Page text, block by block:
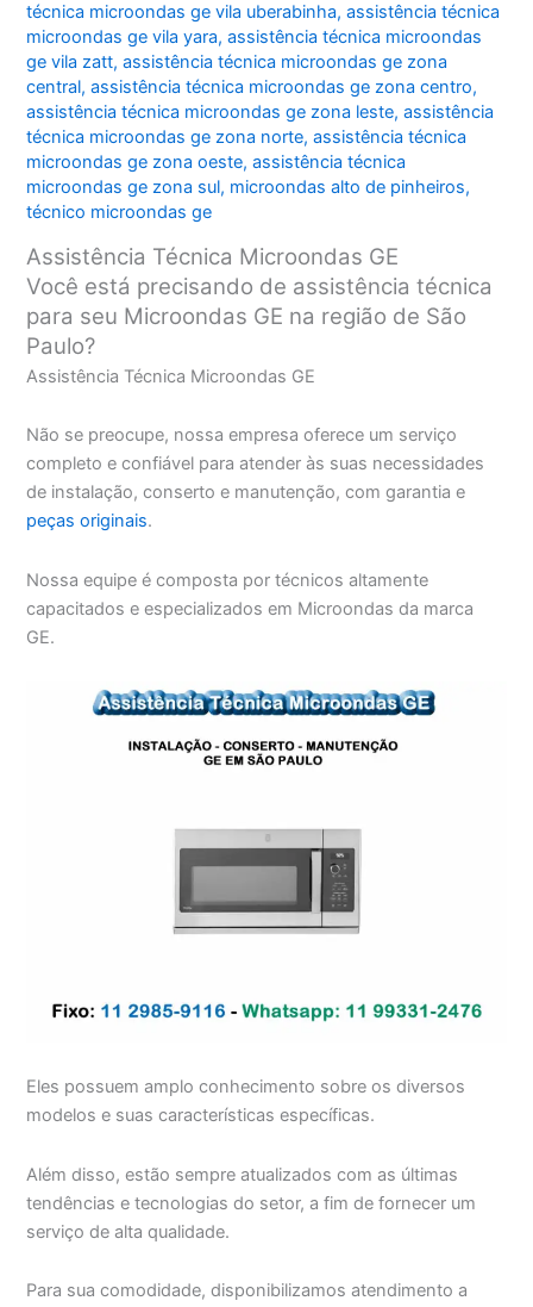
técnica microondas ge vila uberabinha,assistência técnica
microondas ge vila yara,assistência técnica microondas
ge vila zatt,assistência técnica microondas ge zona
central,assistência técnica microondas ge zona centro,
assistência técnica microondas ge zona leste,assistência
técnica microondas ge zona norte,assistência técnica
microondas ge zona oeste,assistência técnica
microondas ge zona sul, microondas alto de pinheiros,
técnico microondas ge
Assistência Técnica Microondas GE
Você está precisando de assistência técnica
para seu Microondas GE na região de São
Paulo?
Assistência Técnica Microondas GE
Não se preocupe, nossa empresa oferece um serviço
completo e confiável para atender às suas necessidades
de instalação, conserto e manutenção, com garantia e
peças originais.
Nossa equipe é composta por técnicos altamente
capacitados e especializados em Microondas da marca
GE.
Eles possuem amplo conhecimento sobre os diversos
modelos e suas características específicas.
Além disso, estão sempre atualizados com as últimas
tendências e tecnologias do setor, a fim de fornecer um
serviço de alta qualidade.
Para sua comodidade, disponibilizamos atendimento a